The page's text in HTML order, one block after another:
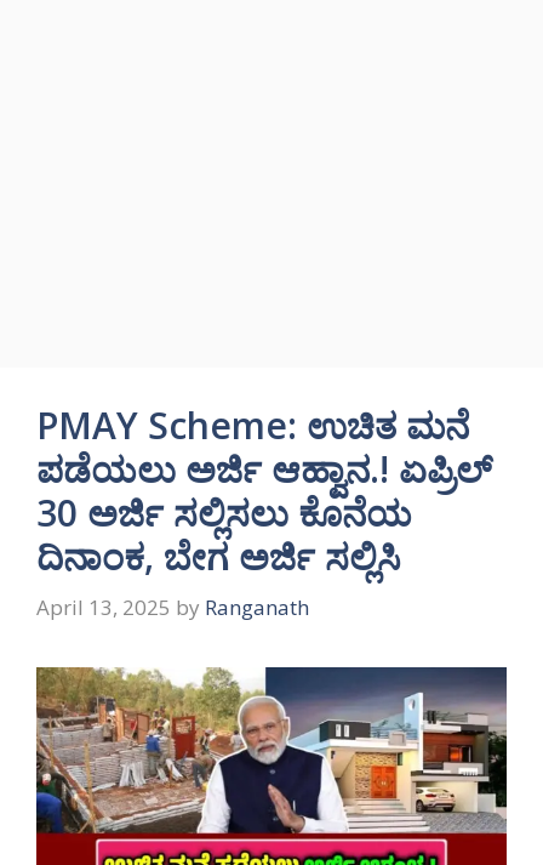
PMAY Scheme: ಉಚಿತ ಮನೆ
ಪಡೆಯಲು ಅರ್ಜಿ ಆಹ್ವಾನ.! ಏಪ್ರಿಲ್
30 ಅರ್ಜಿ ಸಲ್ಲಿಸಲು ಕೊನೆಯ
ದಿನಾಂಕ, ಬೇಗ ಅರ್ಜಿ ಸಲ್ಲಿಸಿ
April 13, 2025 by Ranganath